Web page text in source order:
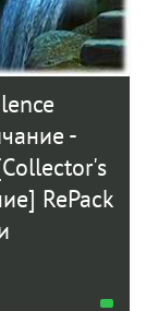
-
RePack